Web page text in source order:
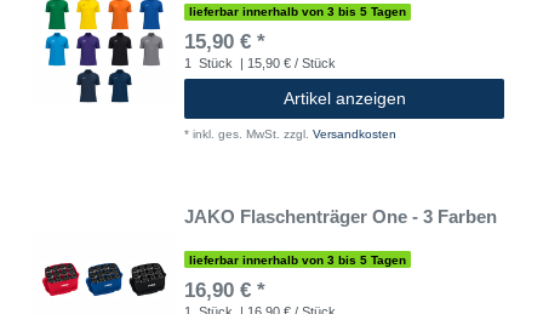
lieferbar innerhalb von 3 bis 5 Tagen
15,90 € *
1 Stück | 15,90 € / Stück
Artikel anzeigen
* inkl. ges. MwSt. zzgl. Versandkosten
JAKO Flaschenträger One - 3 Farben
lieferbar innerhalb von 3 bis 5 Tagen
16,90 € *